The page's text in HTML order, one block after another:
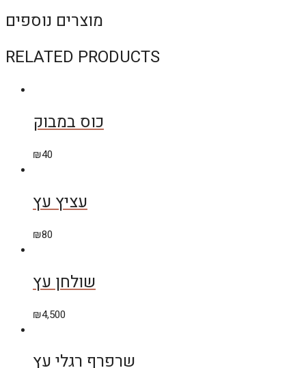
מוצרים נוספים
RELATED PRODUCTS
כוס במבוק
₪40
עציץ עץ
₪80
שולחן עץ
₪4,500
שרפרף רגלי עץ